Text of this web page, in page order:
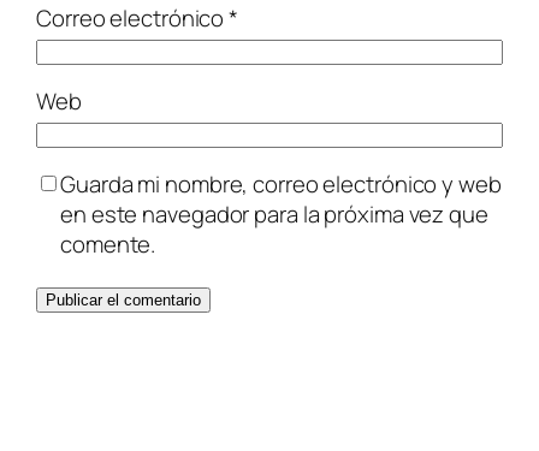
Correo electrónico*
Web
Guarda mi nombre, correo electrónico y web
en este navegador para la próxima vez que
comente.